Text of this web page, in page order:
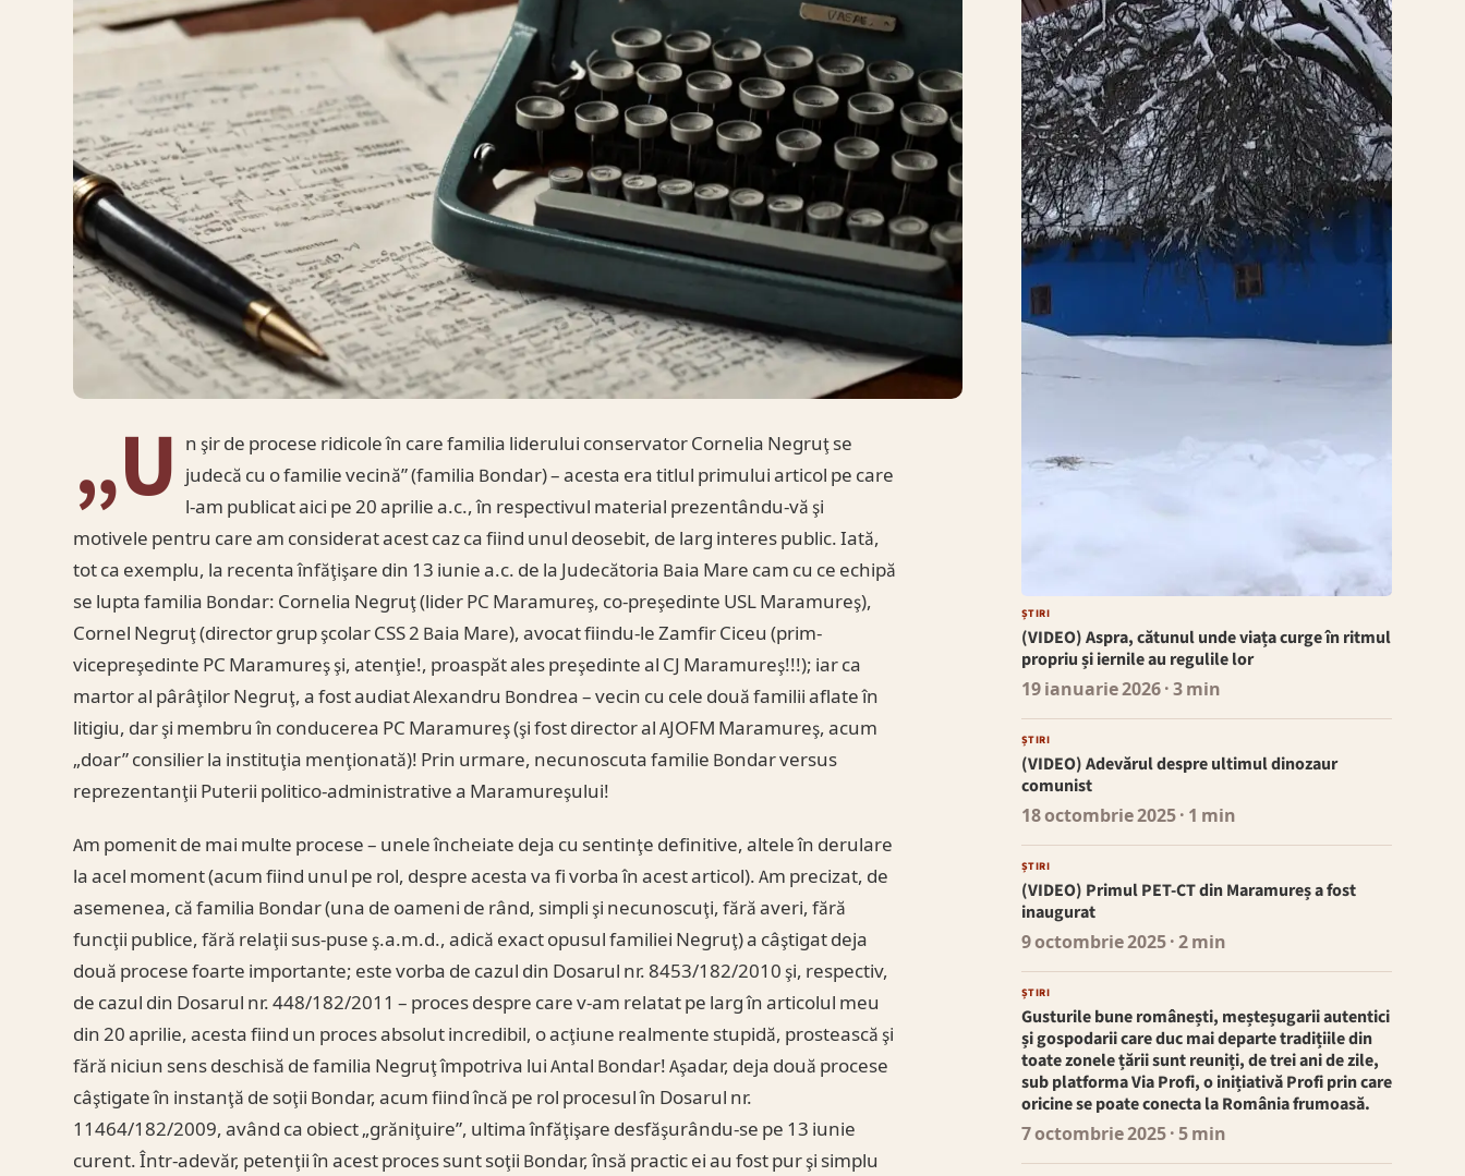
„U n şir de procese ridicole în care familia liderului conservator Cornelia Negruţ se
judecă cu o familie vecină” (familia Bondar) – acesta era titlul primului articol pe care
l-am publicat aici pe 20 aprilie a.c., în respectivul material prezentându-vă şi
motivele pentru care am considerat acest caz ca fiind unul deosebit, de larg interes public. Iată,
tot ca exemplu, la recenta înfăţişare din 13 iunie a.c. de la Judecătoria Baia Mare cam cu ce echipă
se lupta familia Bondar: Cornelia Negruţ (lider PC Maramureş, co-preşedinte USL Maramureş),
Cornel Negruţ (director grup şcolar CSS 2 Baia Mare), avocat fiindu-le Zamfir Ciceu (prim-
vicepreşedinte PC Maramureş şi, atenţie!, proaspăt ales preşedinte al CJ Maramureş!!!); iar ca
martor al pârâţilor Negruţ, a fost audiat Alexandru Bondrea – vecin cu cele două familii aflate în
litigiu, dar şi membru în conducerea PC Maramureş (şi fost director al AJOFM Maramureş, acum
„doar” consilier la instituţia menţionată)! Prin urmare, necunoscuta familie Bondar versus
reprezentanţii Puterii politico-administrative a Maramureşului!
Am pomenit de mai multe procese – unele încheiate deja cu sentinţe definitive, altele în derulare
la acel moment (acum fiind unul pe rol, despre acesta va fi vorba în acest articol). Am precizat, de
asemenea, că familia Bondar (una de oameni de rând, simpli şi necunoscuţi, fără averi, fără
funcţii publice, fără relaţii sus-puse ş.a.m.d., adică exact opusul familiei Negruţ) a câştigat deja
două procese foarte importante; este vorba de cazul din Dosarul nr. 8453/182/2010 şi, respectiv,
de cazul din Dosarul nr. 448/182/2011 – proces despre care v-am relatat pe larg în articolul meu
din 20 aprilie, acesta fiind un proces absolut incredibil, o acţiune realmente stupidă, prostească şi
fără niciun sens deschisă de familia Negruţ împotriva lui Antal Bondar! Aşadar, deja două procese
câştigate în instanţă de soţii Bondar, acum fiind încă pe rol procesul în Dosarul nr.
11464/182/2009, având ca obiect „grăniţuire”, ultima înfăţişare desfăşurându-se pe 13 iunie
curent. Într-adevăr, petenţii în acest proces sunt soţii Bondar, însă practic ei au fost pur şi simplu
ȘTIRI
(VIDEO) Aspra, cătunul unde viața curge în ritmul
propriu și iernile au regulile lor
19 ianuarie 2026· 3 min
ȘTIRI
(VIDEO) Adevărul despre ultimul dinozaur
comunist
18 octombrie 2025· 1 min
ȘTIRI
(VIDEO) Primul PET-CT din Maramureș a fost
inaugurat
9 octombrie 2025· 2 min
ȘTIRI
Gusturile bune românești, meșteșugarii autentici
și gospodarii care duc mai departe tradițiile din
toate zonele țării sunt reuniți, de trei ani de zile,
sub platforma Via Profi, o inițiativă Profi prin care
oricine se poate conecta la România frumoasă.
7 octombrie 2025· 5 min